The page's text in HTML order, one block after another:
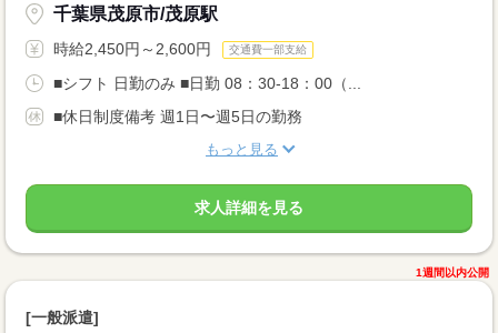
千葉県茂原市/茂原駅
時給2,450円～2,600円 交通費一部支給
■シフト 日勤のみ ■日勤 08：30-18：00（...
■休日制度備考 週1日〜週5日の勤務
もっと見る
求人詳細を見る
1週間以内公開
[一般派遣]